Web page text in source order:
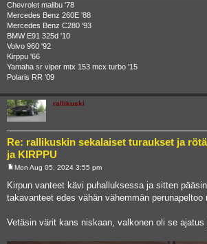
Chevrolet malibu '78
Mercedes Benz 260E '88
Mercedes Benz C280 '93
BMW E91 325d '10
Volvo 960 '92
Kirppu '66
Yamaha sr viper mtx 153 mcx turbo '15
Polaris RR '09
rallikuski
Re: rallikuskin sekalaiset turaukset ja
ja KIRPPU
o
s
t
Mon Aug 05, 2024 3:55 pm
Kirpun vanteet kävi puhalluksessa ja sitten
takavanteet edes vähän vähemmän
Vetäsin värit kans niskaan, valkonen oli se